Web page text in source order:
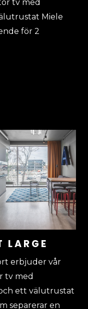
Miele
för 2
LARGE
erbjuder vår
tv med
ett välutrustat
separerar en